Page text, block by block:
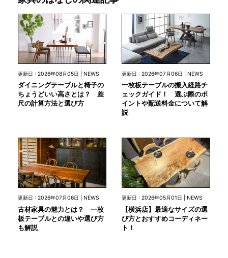
更新日 : 2026年08月05日 | NEWS
ダイニングテーブルと椅子の
ちょうどいい高さとは？ 差
尺の計算方法と選び方
更新日 : 2026年07月06日 | NEWS
一枚板テーブルの搬入経路チ
ェックガイド！ 選ぶ際のポ
イントや配送料金について解
説
更新日 : 2026年07月06日 | NEWS
古材家具の魅力とは？ 一枚
板テーブルとの違いや選び方
も解説
更新日 : 2026年05月01日 | NEWS
【横浜店】最適なサイズの選
び方とおすすめコーディネー
ト！